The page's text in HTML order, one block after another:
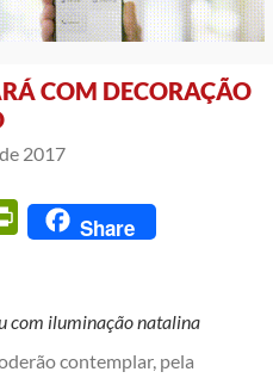
COM DECORAÇÃO
2017
PrintFriendly
Share
com iluminação natalina
contemplar, pela